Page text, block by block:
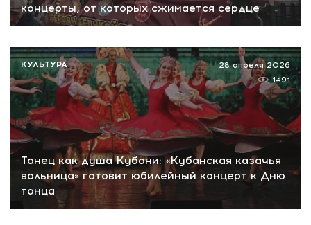
концерты, от которых сжимается сердце
Танец как душа Кубани: «Кубанская казачья
вольница» готовит юбилейный концерт к Дню
танца
28 апреля 2026
1491
КУЛЬТУРА